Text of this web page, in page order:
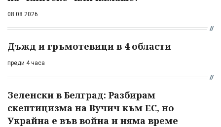
08.08.2026
Дъжд и гръмотевици в 4 области
преди 4 часа
Зеленски в Белград: Разбирам
скептицизма на Вучич към ЕС, но
Украйна е във война и няма време